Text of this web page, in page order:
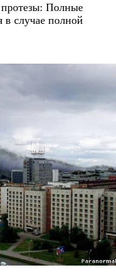
Полные
в случае полной